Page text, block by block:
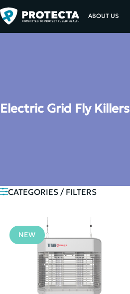
ABOUT US
Electric Grid Fly Killers
CATEGORIES / FILTERS
NEW